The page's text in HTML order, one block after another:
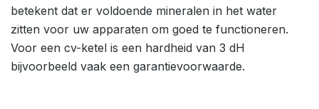
betekent dat er voldoende mineralen in het water
zitten voor uw apparaten om goed te functioneren.
Voor een cv-ketel is een hardheid van 3 dH
bijvoorbeeld vaak een garantievoorwaarde.